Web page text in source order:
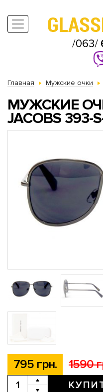
Главная Мужские очки
МУЖСКИЕ
JACOBS 393-
795 грн. 1590